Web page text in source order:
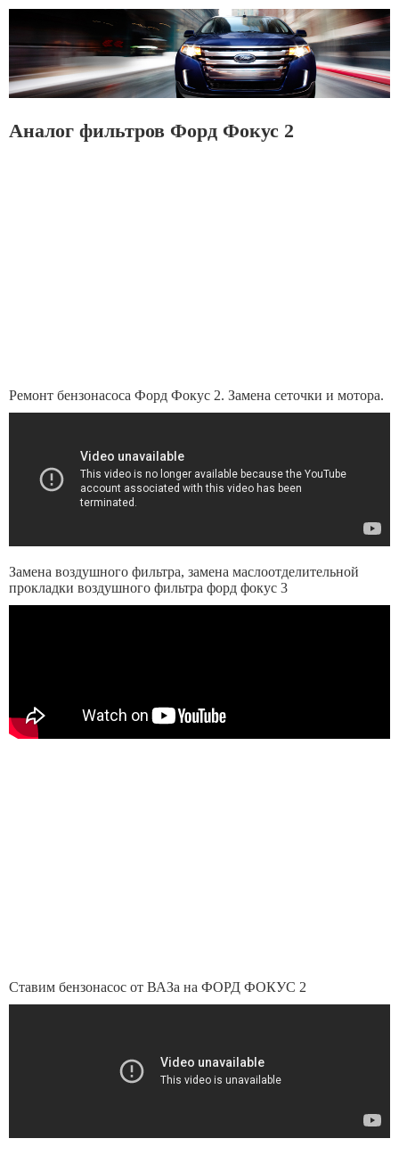
Аналог фильтров Форд Фокус 2
Ремонт бензонасоса Форд Фокус 2. Замена сеточки и мотора.
Замена воздушного фильтра, замена маслоотделительной
прокладки воздушного фильтра форд фокус 3
Ставим бензонасос от ВАЗа на ФОРД ФОКУС 2